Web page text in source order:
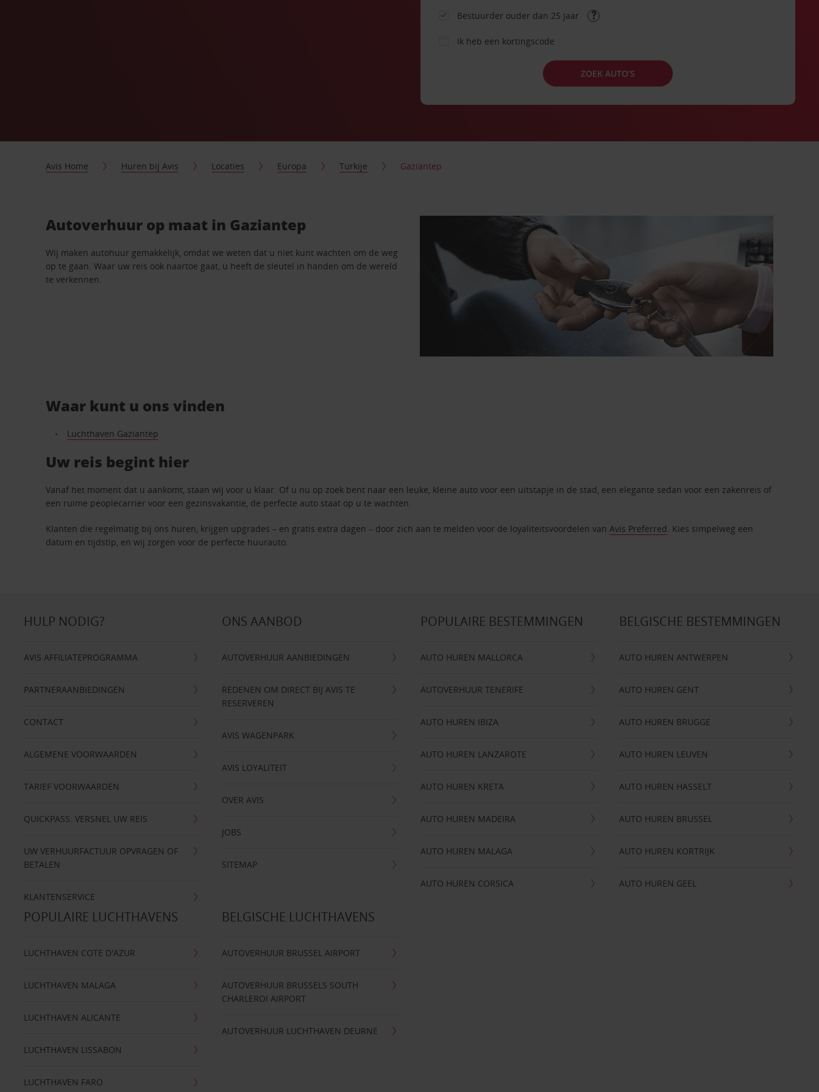
Bestuurder ouder dan 25 jaar
Ik heb een kortingscode
ZOEK AUTO’S
Avis Home Huren bij Avis Locaties Europa Turkije Gaziantep
Autoverhuur op maat in Gaziantep
Wij maken autohuur gemakkelijk, omdat we weten dat u niet kunt wachten om de weg
op te gaan. Waar uw reis ook naartoe gaat, u heeft de sleutel in handen om de wereld
te verkennen.
Waar kunt u ons vinden
Luchthaven Gaziantep
Uw reis begint hier
Vanaf het moment dat u aankomt, staan wij voor u klaar. Of u nu op zoek bent naar een leuke, kleine auto voor een uitstapje in de stad, een elegante sedan voor een zakenreis of
een ruime peoplecarrier voor een gezinsvakantie, de perfecte auto staat op u te wachten.
Klanten die regelmatig bij ons huren, krijgen upgrades – en gratis extra dagen – door zich aan te melden voor de loyaliteitsvoordelen vanAvis Preferred. Kies simpelweg een
datum en tijdstip, en wij zorgen voor de perfecte huurauto.
HULP NODIG?
AVIS AFFILIATEPROGRAMMA
PARTNERAANBIEDINGEN
CONTACT
ALGEMENE VOORWAARDEN
TARIEF VOORWAARDEN
QUICKPASS: VERSNEL UW REIS
UW VERHUURFACTUUR OPVRAGEN OF
BETALEN
KLANTENSERVICE
ONS AANBOD
AUTOVERHUUR AANBIEDINGEN
REDENEN OM DIRECT BIJ AVIS TE
RESERVEREN
AVIS WAGENPARK
AVIS LOYALITEIT
OVER AVIS
JOBS
SITEMAP
POPULAIRE BESTEMMINGEN
AUTO HUREN MALLORCA
AUTOVERHUUR TENERIFE
AUTO HUREN IBIZA
AUTO HUREN LANZAROTE
AUTO HUREN KRETA
AUTO HUREN MADEIRA
AUTO HUREN MALAGA
AUTO HUREN CORSICA
BELGISCHE BESTEMMINGEN
AUTO HUREN ANTWERPEN
AUTO HUREN GENT
AUTO HUREN BRUGGE
AUTO HUREN LEUVEN
AUTO HUREN HASSELT
AUTO HUREN BRUSSEL
AUTO HUREN KORTRIJK
AUTO HUREN GEEL
POPULAIRE LUCHTHAVENS
LUCHTHAVEN COTE D'AZUR
LUCHTHAVEN MALAGA
LUCHTHAVEN ALICANTE
LUCHTHAVEN LISSABON
LUCHTHAVEN FARO
BELGISCHE LUCHTHAVENS
AUTOVERHUUR BRUSSEL AIRPORT
AUTOVERHUUR BRUSSELS SOUTH
CHARLEROI AIRPORT
AUTOVERHUUR LUCHTHAVEN DEURNE